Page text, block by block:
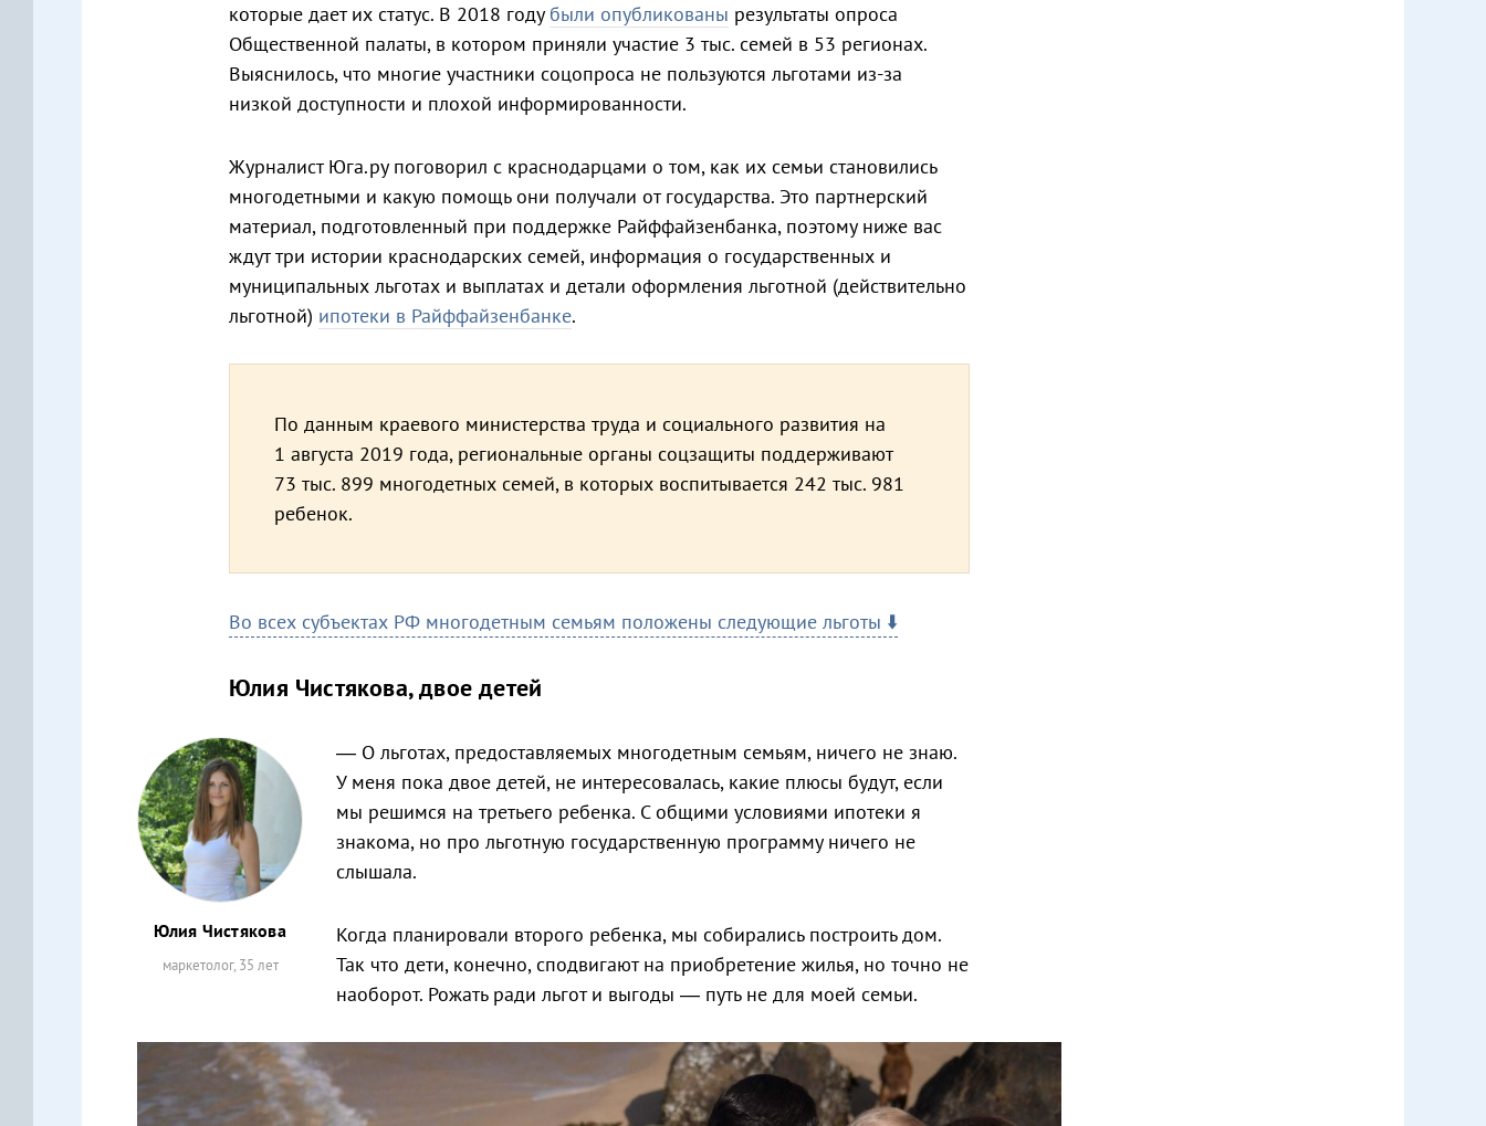
которые дает их статус. В 2018 году были опубликованы результаты опроса
Общественной палаты, в котором приняли участие 3 тыс. семей в 53 регионах.
Выяснилось, что многие участники соцопроса не пользуются льготами из-за
низкой доступности и плохой информированности.
Журналист Юга.ру поговорил с краснодарцами о том, как их семьи становились
многодетными и какую помощь они получали от государства. Это партнерский
материал, подготовленный при поддержке Райффайзенбанка, поэтому ниже вас
ждут три истории краснодарских семей, информация о государственных и
муниципальных льготах и выплатах и детали оформления льготной (действительно
льготной) ипотеки в Райффайзенбанке.
По данным краевого министерства труда и социального развития на
1 августа 2019 года, региональные органы соцзащиты поддерживают
73 тыс. 899 многодетных семей, в которых воспитывается 242 тыс. 981
ребенок.
Во всех субъектах РФ многодетным семьям положены следующие льготы ⬇️
Юлия Чистякова, двое детей
Юлия Чистякова
маркетолог, 35 лет
— О льготах, предоставляемых многодетным семьям, ничего не знаю.
У меня пока двое детей, не интересовалась, какие плюсы будут, если
мы решимся на третьего ребенка. С общими условиями ипотеки я
знакома, но про льготную государственную программу ничего не
слышала.
Когда планировали второго ребенка, мы собирались построить дом.
Так что дети, конечно, сподвигают на приобретение жилья, но точно не
наоборот. Рожать ради льгот и выгоды — путь не для моей семьи.